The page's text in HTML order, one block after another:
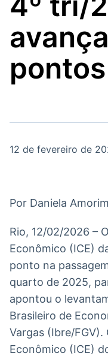
Soluções de Dados
e Conteúdos
pontos
12 de fevereiro de
Por Daniela Amorim
Rio, 12/02/2026 –
Econômico (ICE)
ponto na
quarto de 2025,
apontou o
Brasileiro de
Vargas (Ibre/FGV).
Econômico (ICE)